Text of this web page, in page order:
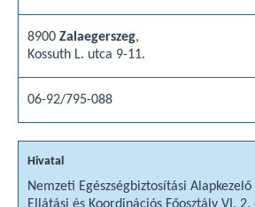
8900 Zalaegerszeg,
Kossuth L. utca 9-11.
06-92/795-088
Nemzeti Egészségbiztosítási Alapkezelő